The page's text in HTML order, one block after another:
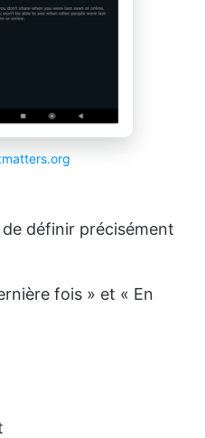
définir précisément
fois » et « En